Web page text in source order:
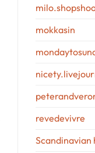
mokkasin
revedevivre
Scandinavian